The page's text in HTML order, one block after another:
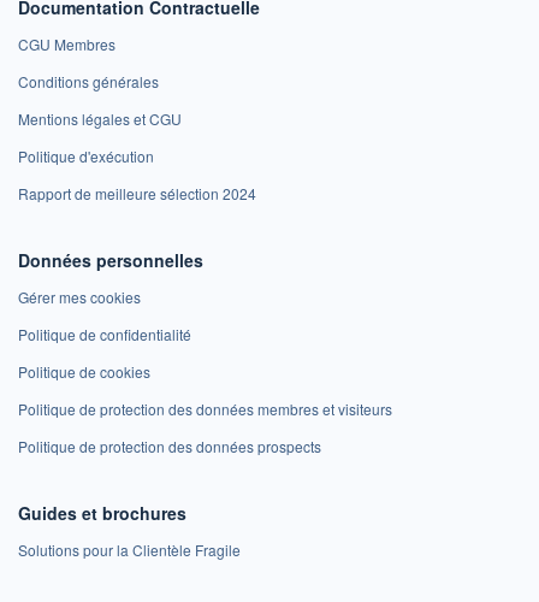
Documentation Contractuelle
CGU Membres
Conditions générales
Mentions légales et CGU
Politique d'exécution
Rapport de meilleure sélection 2024
Données personnelles
Gérer mes cookies
Politique de confidentialité
Politique de cookies
Politique de protection des données membres et visiteurs
Politique de protection des données prospects
Guides et brochures
Solutions pour la Clientèle Fragile